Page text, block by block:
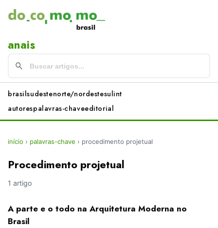
anais
brasilsudestenorte/nordestesulint
autorespalavras-chaveeditorial
início › palavras-chave › procedimento projetual
Procedimento projetual
1 artigo
A parte e o todo na Arquitetura Moderna no
Brasil